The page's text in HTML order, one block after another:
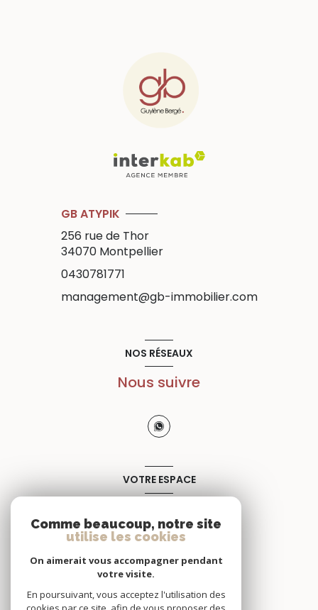
GB ATYPIK
256 rue de Thor
34070 Montpellier
0430781771
management@gb-immobilier.com
NOS RÉSEAUX
Nous suivre
VOTRE ESPACE
Comme beaucoup, notre site
utilise les cookies
On aimerait vous accompagner pendant
votre visite.
En poursuivant, vous acceptez l'utilisation des